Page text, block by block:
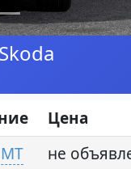
Цена
не